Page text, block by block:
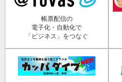
帳票配信の
電子化・自動化で
「ビジネス」をつなぐ